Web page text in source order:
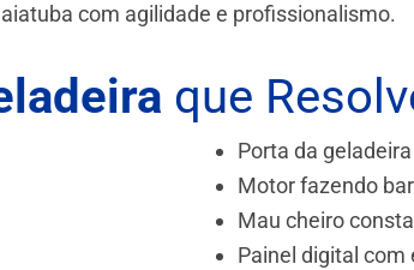
com agilidade e profissionalismo.
que
Porta da
Motor fazendo
Mau cheiro
Painel digital com